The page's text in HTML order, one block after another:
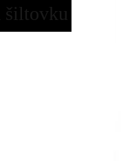
šiltovku